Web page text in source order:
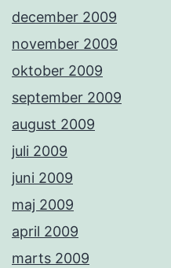
december 2009
november 2009
oktober 2009
september 2009
august 2009
juli 2009
juni 2009
maj 2009
april 2009
marts 2009